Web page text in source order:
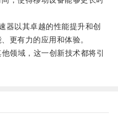
以其卓越的性能提升和创
更有力的应用和体验。
域，这一创新技术都将引